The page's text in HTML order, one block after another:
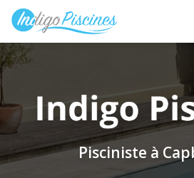
Aller
contenu
principal
Pisciniste à